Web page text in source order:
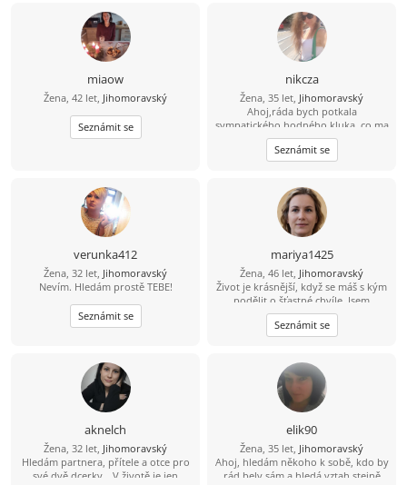
miaow
Žena, 42 let, Jihomoravský
Seznámit se
nikcza
Žena, 35 let, Jihomoravský
Ahoj,ráda bych potkala
sympatického,hodného kluka, co ma
rád zvířátka, s úsměvem na rtech,
otevřeným srdcem a myslí to
vážně..:)
Seznámit se
verunka412
Žena, 32 let, Jihomoravský
Nevím. Hledám prostě TEBE!
Seznámit se
mariya1425
Žena, 46 let, Jihomoravský
Život je krásnější, když se máš s kým
podělit o šťastné chvíle. Jsem
pozitivní, milá a romantická žena.
Vážím si upřímnosti, věrnosti a
rodinných hodnot. Doufám, že
opravdovou lásku, a ne jen
krátkodobé seznámení. Pokud jsi to
právě ty, pošli mi svůj е-mаil.
Seznámit se
aknelch
Žena, 32 let, Jihomoravský
Hledám partnera, přítele a otce pro
své dvě dcerky. „V životě je jen
elik90
Žena, 35 let, Jihomoravský
Ahoj, hledám někoho k sobě, kdo by
rád bely sám a hledá vztah stejně